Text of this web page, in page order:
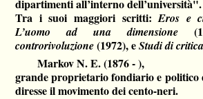
dipartimenti all’interno dell’università".
Tra i suoi maggiori scritti:Eros e
L’uomo ad una dimensione
controrivoluzione(1972), eStudi di
Markov N. E. (1876 - ),
grande proprietario fondiario e politico
diresse il movimento dei cento-neri.